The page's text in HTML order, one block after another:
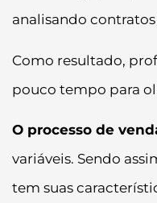
analisando
Como resultado,
pouco tempo para
O processo de
variáveis. Sendo
tem suas